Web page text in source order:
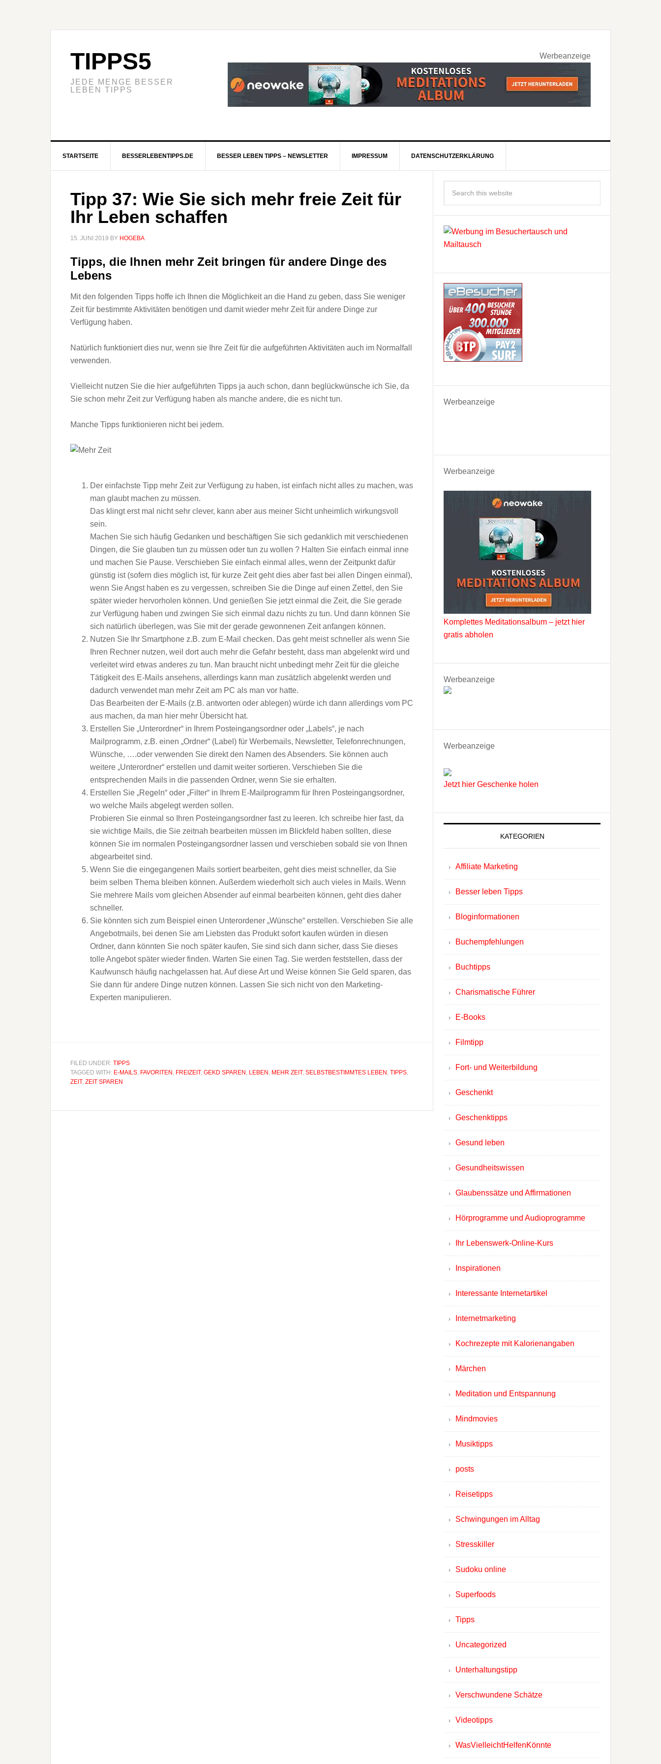
TIPPS5
JEDE MENGE BESSER
LEBEN TIPPS
Werbeanzeige
STARTSEITE BESSERLEBENTIPPS.DE BESSER LEBEN TIPPS – NEWSLETTER IMPRESSUM DATENSCHUTZERKLÄRUNG
Tipp 37: Wie Sie sich mehr freie Zeit für
Ihr Leben schaffen
15. JUNI 2019 BY HOGEBA
Tipps, die Ihnen mehr Zeit bringen für andere Dinge des
Lebens
Mit den folgenden Tipps hoffe ich Ihnen die Möglichkeit an die Hand zu geben, dass Sie weniger
Zeit für bestimmte Aktivitäten benötigen und damit wieder mehr Zeit für andere Dinge zur
Verfügung haben.
Natürlich funktioniert dies nur, wenn sie Ihre Zeit für die aufgeführten Aktivitäten auch im Normalfall
verwenden.
Vielleicht nutzen Sie die hier aufgeführten Tipps ja auch schon, dann beglückwünsche ich Sie, da
Sie schon mehr Zeit zur Verfügung haben als manche andere, die es nicht tun.
Manche Tipps funktionieren nicht bei jedem.
Der einfachste Tipp mehr Zeit zur Verfügung zu haben, ist einfach nicht alles zu machen, was
man glaubt machen zu müssen.
Das klingt erst mal nicht sehr clever, kann aber aus meiner Sicht unheimlich wirkungsvoll
sein.
Machen Sie sich häufig Gedanken und beschäftigen Sie sich gedanklich mit verschiedenen
Dingen, die Sie glauben tun zu müssen oder tun zu wollen ? Halten Sie einfach einmal inne
und machen Sie Pause. Verschieben Sie einfach einmal alles, wenn der Zeitpunkt dafür
günstig ist (sofern dies möglich ist, für kurze Zeit geht dies aber fast bei allen Dingen einmal),
wenn Sie Angst haben es zu vergessen, schreiben Sie die Dinge auf einen Zettel, den Sie
später wieder hervorholen können. Und genießen Sie jetzt einmal die Zeit, die Sie gerade
zur Verfügung haben und zwingen Sie sich einmal dazu nichts zu tun. Und dann können Sie
sich natürlich überlegen, was Sie mit der gerade gewonnenen Zeit anfangen können.
Nutzen Sie Ihr Smartphone z.B. zum E-Mail checken. Das geht meist schneller als wenn Sie
Ihren Rechner nutzen, weil dort auch mehr die Gefahr besteht, dass man abgelenkt wird und
verleitet wird etwas anderes zu tun. Man braucht nicht unbedingt mehr Zeit für die gleiche
Tätigkeit des E-Mails ansehens, allerdings kann man zusätzlich abgelenkt werden und
dadurch verwendet man mehr Zeit am PC als man vor hatte.
Das Bearbeiten der E-Mails (z.B. antworten oder ablegen) würde ich dann allerdings vom PC
aus machen, da man hier mehr Übersicht hat.
Erstellen Sie „Unterordner“ in Ihrem Posteingangsordner oder „Labels“, je nach
Mailprogramm, z.B. einen „Ordner“ (Label) für Werbemails, Newsletter, Telefonrechnungen,
Wünsche, ….oder verwenden Sie direkt den Namen des Absenders. Sie können auch
weitere „Unterordner“ erstellen und damit weiter sortieren. Verschieben Sie die
entsprechenden Mails in die passenden Ordner, wenn Sie sie erhalten.
Erstellen Sie „Regeln“ oder „Filter“ in Ihrem E-Mailprogramm für Ihren Posteingangsordner,
wo welche Mails abgelegt werden sollen.
Probieren Sie einmal so Ihren Posteingangsordner fast zu leeren. Ich schreibe hier fast, da
sie wichtige Mails, die Sie zeitnah bearbeiten müssen im Blickfeld haben sollten, diese
können Sie im normalen Posteingangsordner lassen und verschieben sobald sie von Ihnen
abgearbeitet sind.
Wenn Sie die eingegangenen Mails sortiert bearbeiten, geht dies meist schneller, da Sie
beim selben Thema bleiben können. Außerdem wiederholt sich auch vieles in Mails. Wenn
Sie mehrere Mails vom gleichen Absender auf einmal bearbeiten können, geht dies daher
schneller.
Sie könnten sich zum Beispiel einen Unterordener „Wünsche“ erstellen. Verschieben Sie alle
Angebotmails, bei denen Sie am Liebsten das Produkt sofort kaufen würden in diesen
Ordner, dann könnten Sie noch später kaufen, Sie sind sich dann sicher, dass Sie dieses
tolle Angebot später wieder finden. Warten Sie einen Tag. Sie werden feststellen, dass der
Kaufwunsch häufig nachgelassen hat. Auf diese Art und Weise können Sie Geld sparen, das
Sie dann für andere Dinge nutzen können. Lassen Sie sich nicht von den Marketing-
Experten manipulieren.
FILED UNDER: TIPPS
TAGGED WITH: E-MAILS, FAVORITEN , FREIZEIT, GEKD SPAREN , LEBEN , MEHR ZEIT, SELBSTBESTIMMTES LEBEN , TIPPS,
ZEIT, ZEIT SPAREN
Werbeanzeige
Werbeanzeige
Komplettes Meditationsalbum – jetzt hier
gratis abholen
Werbeanzeige
Werbeanzeige
Jetzt hier Geschenke holen
KATEGORIEN
Affiliate Marketing
Besser leben Tipps
Bloginformationen
Buchempfehlungen
Buchtipps
Charismatische Führer
E-Books
Filmtipp
Fort- und Weiterbildung
Geschenkt
Geschenktipps
Gesund leben
Gesundheitswissen
Glaubenssätze und Affirmationen
Hörprogramme und Audioprogramme
Ihr Lebenswerk-Online-Kurs
Inspirationen
Interessante Internetartikel
Internetmarketing
Kochrezepte mit Kalorienangaben
Märchen
Meditation und Entspannung
Mindmovies
Musiktipps
posts
Reisetipps
Schwingungen im Alltag
Stresskiller
Sudoku online
Superfoods
Tipps
Uncategorized
Unterhaltungstipp
Verschwundene Schätze
Videotipps
WasVielleichtHelfenKönnte